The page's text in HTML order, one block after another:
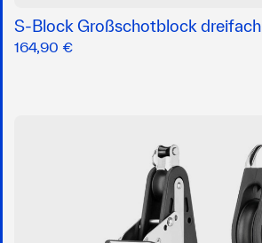
S-Block Großschotblock dreifach
164,90 €